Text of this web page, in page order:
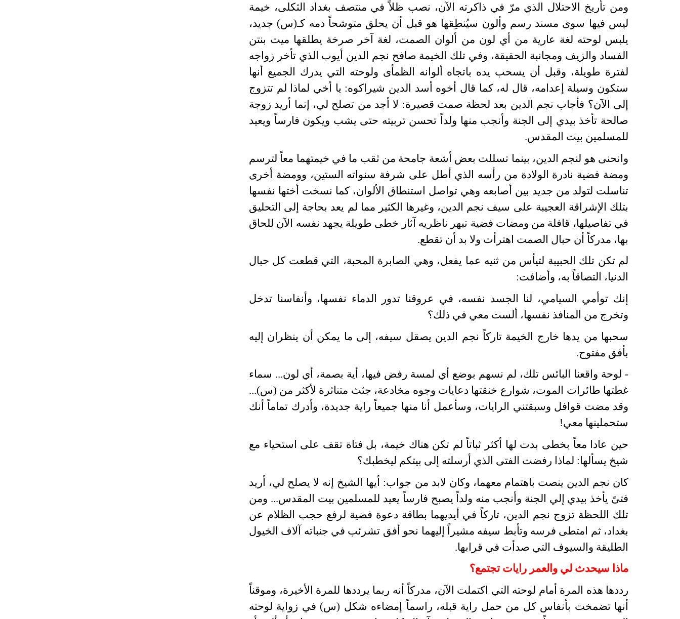
ومن تأريخ الاحتلال الذي مرّ في ذاكرته الآن، نصب ظلاً في منتصف بغداد الثكلى، خيمة
ليس فيها سوى مسند رسم وألون سيُنطِقها هو قبل أن يحلق متوشحاً دمه كـ(س) جديد،
يلبس لوحته لغة عارية من أي لون من ألوان الصمت، لغة آخر صرخة يطلقها ميت بنتن
الفساد والزيف ومجانبة الحقيقة، وفي تلك الخيمة صافح نجم الدين أيوب الذي تأخر زواجه
لفترة طويلة، وقبل أن يسحب يده باتجاه ألوانه الظمأى ولوحته التي يدرك الجميع أنها
ستكون وسيلة إعدامه، قال له، كما قال أخوه أسد الدين شيراكوه: يا أخي لماذا لم تتزوج
إلى الآن؟ فأجاب نجم الدين بعد لحظة صمت قصيرة: لا أجد من تصلح لي، إنما أريد زوجة
صالحة تأخذ بيدي إلى الجنة وأنجب منها ولداً تحسن تربيته حتى يشب ويكون فارساً ويعيد
للمسلمين بيت المقدس.
وانحنى هو لنجم الدين، بينما تسللت بعض أشعة جامحة من ثقب ما في خيمتهما معاً لترسم
ومضة فضية نادرة الولادة من رأسه الذي أطل على شرفة سنواته الستين، وومضة أخرى
تناسلت لتولد من جديد بين أصابعه وهي تواصل استنطاق الألوان، كما نسخت أختها نفسها
بتلك الإشراقة العجيبة على سيف نجم الدين، وغيرها الكثير مما لم يعد بحاجة إلى التحليق
في تفاصيلها، قافلة من ومضات فضية تبهر ناظريه آثار خطى طويلة يجهد نفسه الآن للحاق
بها، مدركاً أن حبال الصمت اهترأت ولا بد أن تقطع.
لم تكن تلك الحبيبة لتيأس من ثنيه عما يفعل، وهي الصابرة المحبة، التي قطعت كل حبال
الدنيا، التصاقاً به، وأضافت:
إنك توأمي السيامي، لنا الجسد نفسه، في عروقنا تدور الدماء نفسها، وأنفاسنا تدخل
وتخرج من المنافذ نفسها، ألست معي في ذلك؟
سحبها من يدها خارج الخيمة تاركاً نجم الدين يصقل سيفه، إلى ما يمكن أن ينظران إليه
بأفق مفتوح.
- لوحة واقعنا البائس تلك، لم نسهم بوضع أي لمسة رفض فيها، أية بصمة، أي لون... سماء
غطتها طائرات الموت، شوارع خنقتها دعايات وجوه مخادعة، جثث متناثرة لأكثر من (س)...
وقد مضت قوافل وسبقتني الرايات، وسأعمل أنا منها جميعاً راية جديدة، وأدرك تماماً أنك
ستحملينها معي!
حين عادا معاً بخطى بدت لها أكثر ثباتاً لم تكن هناك خيمة، بل فتاة تقف على استحياء مع
شيخ يسألها: لماذا رفضت الفتى الذي أرسلته إلى بيتكم ليخطبك؟
كان نجم الدين ينصت باهتمام معهما، وكان لابد من جواب: أيها الشيخ إنه لا يصلح لي، أريد
فتىً يأخذ بيدي إلي الجنة وأنجب منه ولداً يصبح فارساً يعيد للمسلمين بيت المقدس... ومن
تلك اللحظة تزوج نجم الدين، تاركاً في أيديهما بطاقة دعوة فضية لرفع حجب الظلام عن
بغداد، ثم امتطى فرسه وتأبط سيفه مشيراً إليهما نحو أفق تشرئب في جنباته آلاف الخيول
الطليقة والسيوف التي صدأت في قرابها.
ماذا سيحدث لي والعمر رايات تجتمع؟
رددها هذه المرة أمام لوحته التي اكتملت الآن، مدركاً أنه ربما يرددها للمرة الأخيرة، وموقناً
أنها تضمخت بأنفاس كل من حمل راية قبله، راسماً إمضاءه شكل (س) في زواية لوحته